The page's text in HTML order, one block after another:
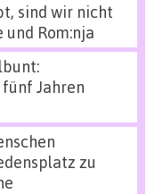
sind wir nicht
und Rom:nja
Jahren
zu